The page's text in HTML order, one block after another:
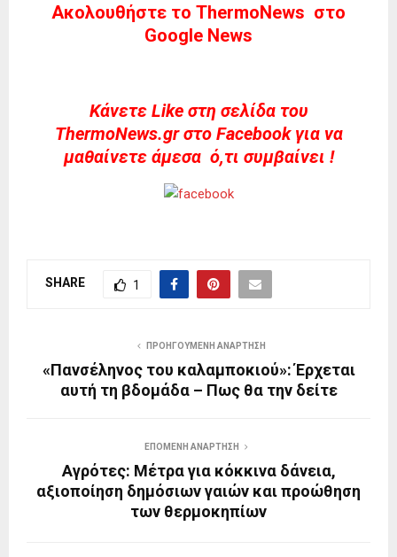
Ακολουθήστε το ThermoNews στο
Google News
Kάνετε Like στη σελίδα του
ThermoNews.gr στο Facebook για να
μαθαίνετε άμεσα ό,τι συμβαίνει !
SHARE 1
ΠΡΟΗΓΟΎΜΕΝΗ ΑΝΆΡΤΗΣΗ
«Πανσέληνος του καλαμποκιού»: Έρχεται
αυτή τη βδομάδα – Πως θα την δείτε
ΕΠΌΜΕΝΗ ΑΝΆΡΤΗΣΗ
Αγρότες: Μέτρα για κόκκινα δάνεια,
αξιοποίηση δημόσιων γαιών και προώθηση
των θερμοκηπίων